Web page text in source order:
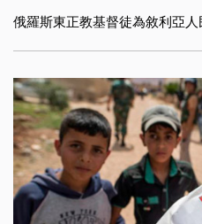
俄羅斯東正教基督徒為敘利亞人